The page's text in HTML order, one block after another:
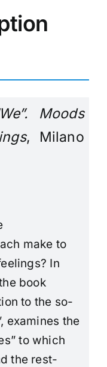
Moods
, Milano
make to
In
book
to the so-
examines the
to which
the rest-